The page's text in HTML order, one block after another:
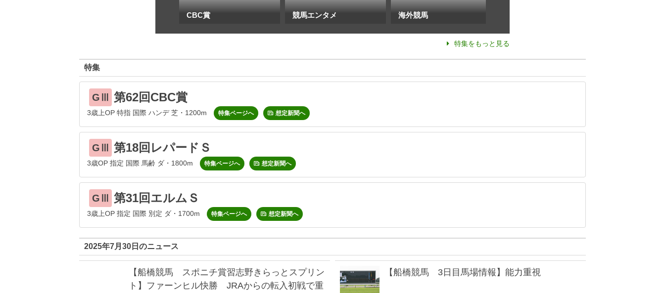
CBC賞 競馬エンタメ 海外競馬
特集をもっと見る
特集
GⅢ 第62回CBC賞
3歳上OP 特指 国際 ハンデ 芝・1200m 特集ページへ 想定新聞へ
GⅢ 第18回レパードＳ
3歳OP 指定 国際 馬齢 ダ・1800m 特集ページへ 想定新聞へ
GⅢ 第31回エルムＳ
3歳上OP 指定 国際 別定 ダ・1700m 特集ページへ 想定新聞へ
2025年7月30日のニュース
【船橋競馬 スポニチ賞習志野きらっとスプリン
ト】ファーンヒル快勝 JRAからの転入初戦で重
【船橋競馬 3日目馬場情報】能力重視